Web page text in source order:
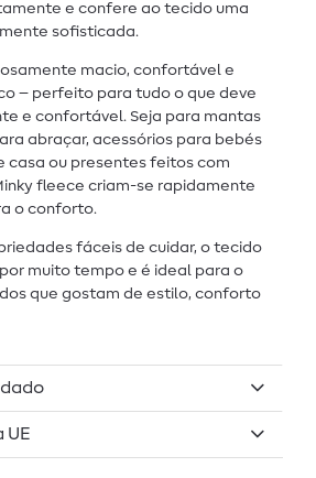
e confere ao tecido uma
sofisticada.
macio, confortável e
– perfeito para tudo o que deve
e confortável. Seja para mantas
abraçar, acessórios para bebés
casa ou presentes feitos com
fleece criam-se rapidamente
o conforto.
fáceis de cuidar, o tecido
muito tempo e é ideal para o
que gostam de estilo, conforto
UE